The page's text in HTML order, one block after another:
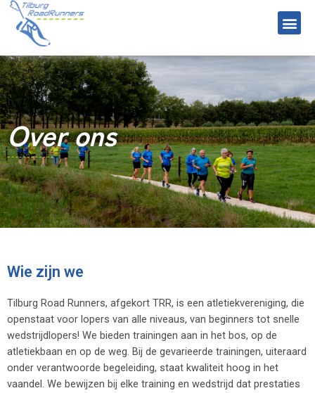
Over ons
Wie zijn we
Tilburg Road Runners, afgekort TRR, is een atletiekvereniging, die
openstaat voor lopers van alle niveaus, van beginners tot snelle
wedstrijdlopers! We bieden trainingen aan in het bos, op de
atletiekbaan en op de weg. Bij de gevarieerde trainingen, uiteraard
onder verantwoorde begeleiding, staat kwaliteit hoog in het
vaandel. We bewijzen bij elke training en wedstrijd dat prestaties